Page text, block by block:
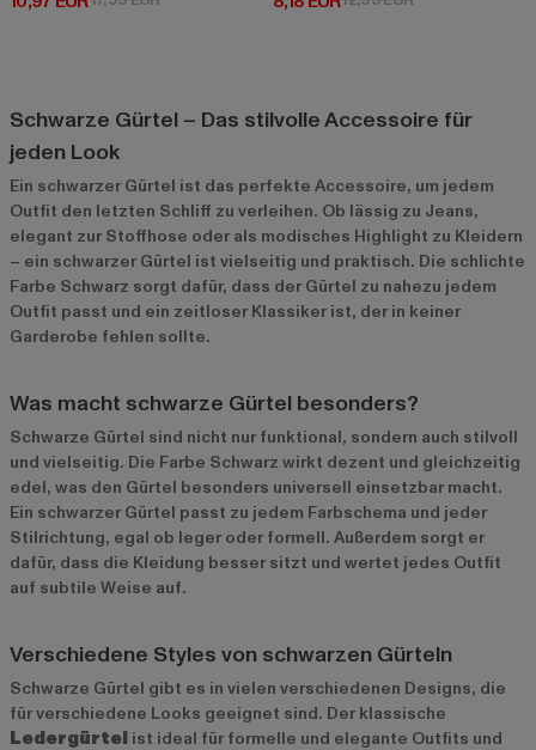
Schwarze Gürtel – Das stilvolle Accessoire für
jeden Look
Ein schwarzer Gürtel ist das perfekte Accessoire, um jedem
Outfit den letzten Schliff zu verleihen. Ob lässig zu Jeans,
elegant zur Stoffhose oder als modisches Highlight zu Kleidern
– ein schwarzer Gürtel ist vielseitig und praktisch. Die schlichte
Farbe Schwarz sorgt dafür, dass der Gürtel zu nahezu jedem
Outfit passt und ein zeitloser Klassiker ist, der in keiner
Garderobe fehlen sollte.
Was macht schwarze Gürtel besonders?
Schwarze Gürtel sind nicht nur funktional, sondern auch stilvoll
und vielseitig. Die Farbe Schwarz wirkt dezent und gleichzeitig
edel, was den Gürtel besonders universell einsetzbar macht.
Ein schwarzer Gürtel passt zu jedem Farbschema und jeder
Stilrichtung, egal ob leger oder formell. Außerdem sorgt er
dafür, dass die Kleidung besser sitzt und wertet jedes Outfit
auf subtile Weise auf.
Verschiedene Styles von schwarzen Gürteln
Schwarze Gürtel gibt es in vielen verschiedenen Designs, die
für verschiedene Looks geeignet sind. Der klassische
Ledergürtel ist ideal für formelle und elegante Outfits und